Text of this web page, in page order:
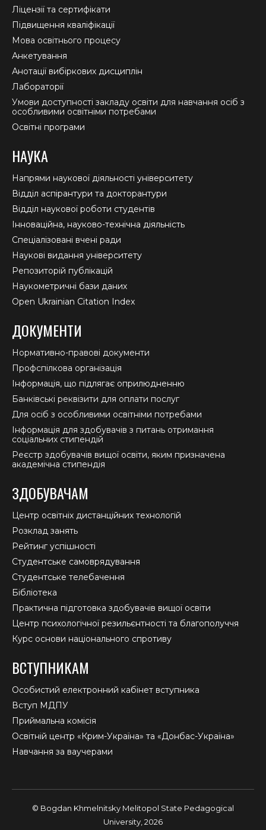
windowwindowwindow
Ліцензії та сертифікати
Підвищення кваліфікації
Мова освітнього процесу
Анкетування
Анотації вибіркових дисциплін
Лабораторії
Умови доступності закладу освіти для навчання осіб з
особливими освітніми потребами
Освітні програми
НАУКА
Напрями наукової діяльності університету
Відділ аспірантури та докторантури
Відділ наукової роботи студентів
Інноваційна, науково-технічна діяльність
Спеціалізовані вчені ради
Наукові видання університету
Репозиторій публікацій
Наукометричні бази даних
Open Ukrainian Citation Index
ДОКУМЕНТИ
Нормативно-правові документи
Профспілкова організація
Інформація, що підлягає оприлюдненню
Банківські реквізити для оплати послуг
Для осіб з особливими освітніми потребами
Інформація для здобувачів з питань отримання
соціальних стипендій
Реєстр здобувачів вищої освіти, яким призначена
академічна стипендія
ЗДОБУВАЧАМ
Центр освітніх дистанційних технологій
Розклад занять
Рейтинг успішності
Студентське самоврядування
Студентське телебачення
Бібліотека
Практична підготовка здобувачів вищої освіти
Центр психологічної резильєнтності та благополуччя
Курс основи національного спротиву
ВСТУПНИКАМ
Особистий електронний кабінет вступника
Вступ МДПУ
Приймальна комісія
Освітній центр «Крим-Україна» та «Донбас-Україна»
Навчання за ваучерами
© Bogdan Khmelnitsky Melitopol State Pedagogical
University, 2026